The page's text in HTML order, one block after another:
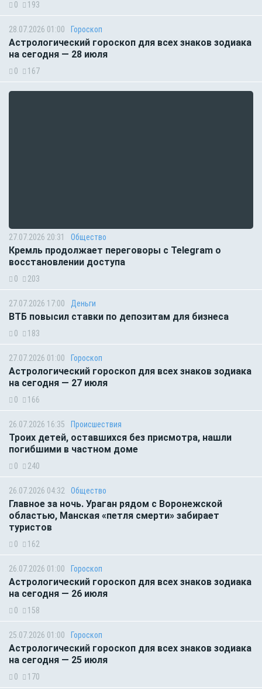
0 193
28.07.2026 01:00 Гороскоп
Астрологический гороскоп для всех знаков зодиака
на сегодня — 28 июля
0 167
27.07.2026 20:31 Общество
Кремль продолжает переговоры с Telegram о
восстановлении доступа
0 203
27.07.2026 17:00 Деньги
ВТБ повысил ставки по депозитам для бизнеса
0 183
27.07.2026 01:00 Гороскоп
Астрологический гороскоп для всех знаков зодиака
на сегодня — 27 июля
0 166
26.07.2026 16:35 Происшествия
Троих детей, оставшихся без присмотра, нашли
погибшими в частном доме
0 240
26.07.2026 04:32 Общество
Главное за ночь. Ураган рядом с Воронежской
областью, Манская «петля смерти» забирает
туристов
0 162
26.07.2026 01:00 Гороскоп
Астрологический гороскоп для всех знаков зодиака
на сегодня — 26 июля
0 158
25.07.2026 01:00 Гороскоп
Астрологический гороскоп для всех знаков зодиака
на сегодня — 25 июля
0 170